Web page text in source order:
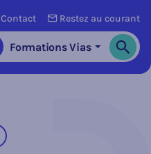
Contact Restez au courant
Formations Vias
télécharger